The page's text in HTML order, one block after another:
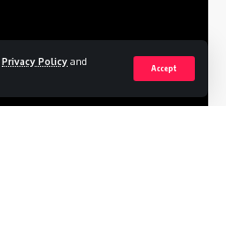
Privacy Policy and
Accept